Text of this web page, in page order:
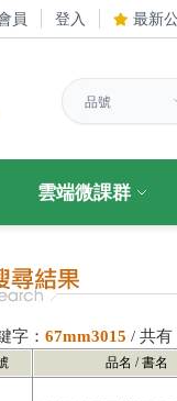
員 登入 最新
雲端微課群
字： 67mm3015 / 共有
品名 / 書名